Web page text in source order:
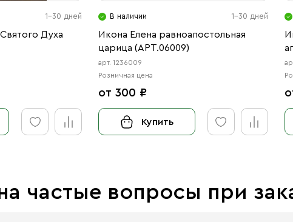
1-30 дней
Духа
В наличии 1-30 дней
Икона Елена равноапостольная
царица (АРТ.06009)
арт. 1236009
Розничная цена
от 300 ₽
Купить
частые вопросы при